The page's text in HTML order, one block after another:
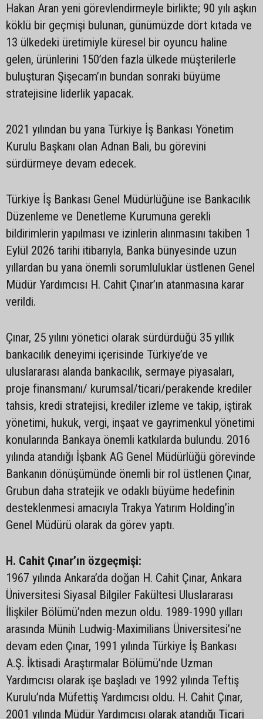
Hakan Aran yeni görevlendirmeyle birlikte; 90 yılı aşkın
köklü bir geçmişi bulunan, günümüzde dört kıtada ve
13 ülkedeki üretimiyle küresel bir oyuncu haline
gelen, ürünlerini 150’den fazla ülkede müşterilerle
buluşturan Şişecam’ın bundan sonraki büyüme
stratejisine liderlik yapacak.
2021 yılından bu yana Türkiye İş Bankası Yönetim
Kurulu Başkanı olan Adnan Bali, bu görevini
sürdürmeye devam edecek.
Türkiye İş Bankası Genel Müdürlüğüne ise Bankacılık
Düzenleme ve Denetleme Kurumuna gerekli
bildirimlerin yapılması ve izinlerin alınmasını takiben 1
Eylül 2026 tarihi itibarıyla, Banka bünyesinde uzun
yıllardan bu yana önemli sorumluluklar üstlenen Genel
Müdür Yardımcısı H. Cahit Çınar’ın atanmasına karar
verildi.
Çınar, 25 yılını yönetici olarak sürdürdüğü 35 yıllık
bankacılık deneyimi içerisinde Türkiye’de ve
uluslararası alanda bankacılık, sermaye piyasaları,
proje finansmanı/ kurumsal/ticari/perakende krediler
tahsis, kredi stratejisi, krediler izleme ve takip, iştirak
yönetimi, hukuk, vergi, inşaat ve gayrimenkul yönetimi
konularında Bankaya önemli katkılarda bulundu. 2016
yılında atandığı İşbank AG Genel Müdürlüğü görevinde
Bankanın dönüşümünde önemli bir rol üstlenen Çınar,
Grubun daha stratejik ve odaklı büyüme hedefinin
desteklenmesi amacıyla Trakya Yatırım Holding’in
Genel Müdürü olarak da görev yaptı.
H. Cahit Çınar’ın özgeçmişi:
1967 yılında Ankara’da doğan H. Cahit Çınar, Ankara
Üniversitesi Siyasal Bilgiler Fakültesi Uluslararası
İlişkiler Bölümü’nden mezun oldu. 1989-1990 yılları
arasında Münih Ludwig-Maximilians Üniversitesi’ne
devam eden Çınar, 1991 yılında Türkiye İş Bankası
A.Ş. İktisadi Araştırmalar Bölümü’nde Uzman
Yardımcısı olarak işe başladı ve 1992 yılında Teftiş
Kurulu’nda Müfettiş Yardımcısı oldu. H. Cahit Çınar,
2001 yılında Müdür Yardımcısı olarak atandığı Ticari